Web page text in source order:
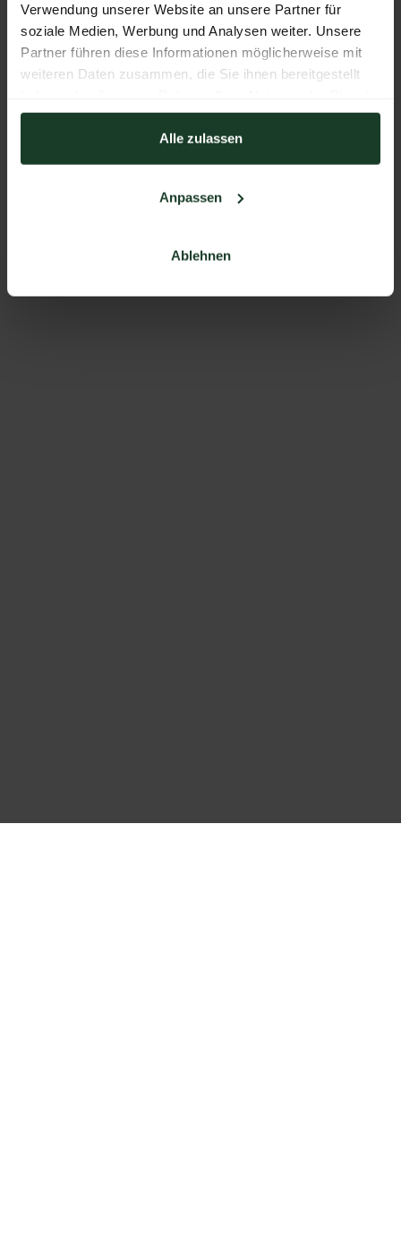
Verwendung unserer Website an unsere Partner für
soziale Medien, Werbung und Analysen weiter. Unsere
Partner führen diese Informationen möglicherweise mit
weiteren Daten zusammen, die Sie ihnen bereitgestellt
gesammelt haben.
Alle zulassen
Anpassen
Ablehnen